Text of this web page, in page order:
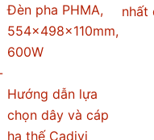
Đèn pha PHMA,
554x498x110mm,
600W
Hướng dẫn lựa
chọn dây và cáp
hạ thế Cadivi
nhất